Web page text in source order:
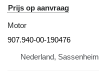
Prijs op aanvraag
Motor
907.940-00-190476
Nederland, Sassenheim